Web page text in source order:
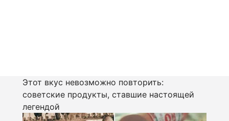
Этот вкус невозможно повторить:
советские продукты, ставшие настоящей
легендой